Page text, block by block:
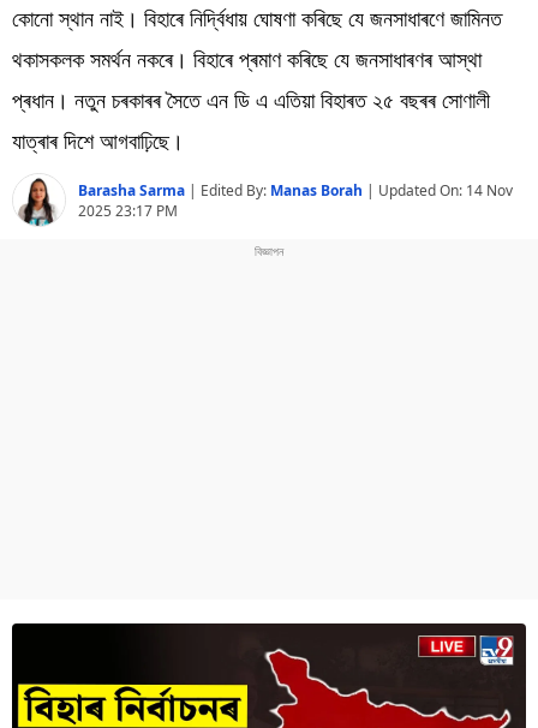
বিশ্ব
প্ৰযুক্তি
Videos
কোনো স্থান নাই। বিহাৰে নিৰ্দ্বিধায় ঘোষণা কৰিছে যে জনসাধাৰণে জামিনত
থকাসকলক সমৰ্থন নকৰে। বিহাৰে প্ৰমাণ কৰিছে যে জনসাধাৰণৰ আস্থা
প্ৰধান। নতুন চৰকাৰৰ সৈতে এন ডি এ এতিয়া বিহাৰত ২৫ বছৰৰ সোণালী
যাত্ৰাৰ দিশে আগবাঢ়িছে।
Barasha Sarma | Edited By: Manas Borah | Updated On: 14 Nov
2025 23:17 PM